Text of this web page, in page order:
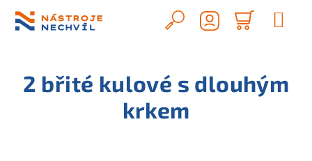
obsah
Hledat
košík
2 břité kulové s dlouhým
krkem